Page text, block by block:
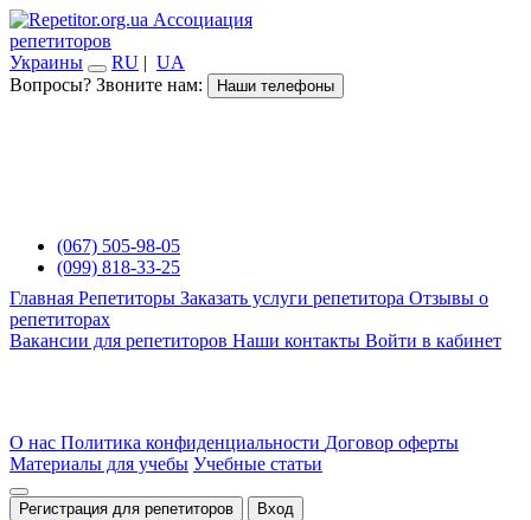
Ассоциация
репетиторов
Украины
RU | UA
Вопросы? Звоните нам:
Наши телефоны
(067) 505-98-05
(099) 818-33-25
Главная Репетиторы Заказать услуги репетитора Отзывы о
репетиторах
Вакансии для репетиторов Наши контакты Войти в кабинет
О нас Политика конфиденциальности Договор оферты
Материалы для учебы Учебные статьи
Регистрация для репетиторов Вход